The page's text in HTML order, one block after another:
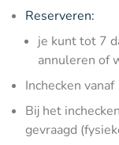
Reserveren:
je kunt tot 7
annuleren of
Inchecken
Bij het
gevraagd